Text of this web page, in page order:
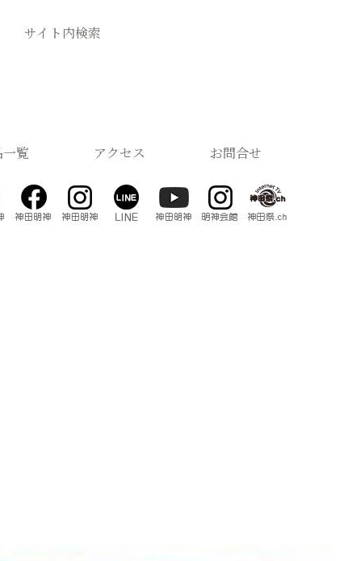
サイト内検索
覧 アクセス お問合せ